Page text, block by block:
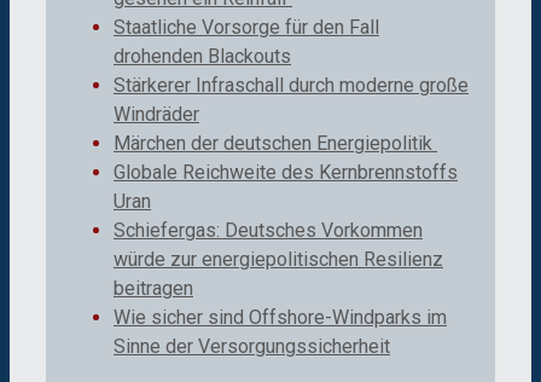
Staatliche Vorsorge für den Fall
drohenden Blackouts
Stärkerer Infraschall durch moderne große
Windräder
Märchen der deutschen Energiepolitik
Globale Reichweite des Kernbrennstoffs
Uran
Schiefergas: Deutsches Vorkommen
würde zur energiepolitischen Resilienz
beitragen
Wie sicher sind Offshore-Windparks im
Sinne der Versorgungssicherheit